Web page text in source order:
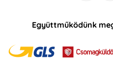
Együttműködünk